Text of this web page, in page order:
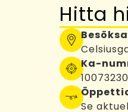
Hitta
Ka-
10073230
Se